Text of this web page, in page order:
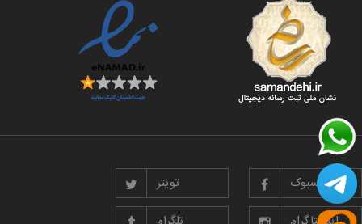
فیسبوک تویتر